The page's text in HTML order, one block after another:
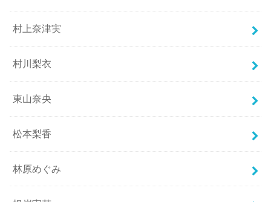
村上奈津実
村川梨衣
東山奈央
松本梨香
林原めぐみ